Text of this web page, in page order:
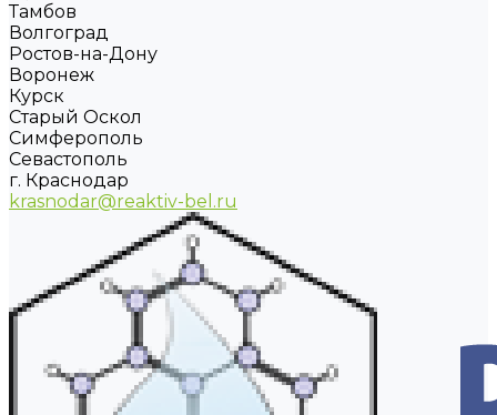
Тамбов
Волгоград
Ростов-на-Дону
Воронеж
Курск
Старый Оскол
Симферополь
Севастополь
г. Краснодар
krasnodar@reaktiv-bel.ru